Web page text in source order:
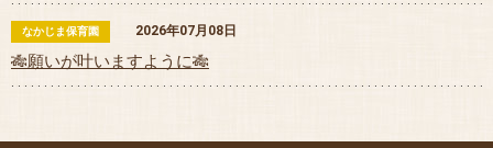
なかじま保育園 2026年07月08日
🎋願いが叶いますように🎋